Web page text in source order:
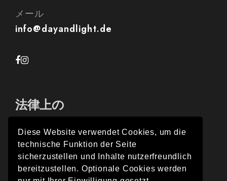
メール
info@dayandlight.de
法律上の
インプレス
プライバシー保護
Diese Website verwendet Cookies, um die
technische Funktion der Seite
sicherzustellen und Inhalte nutzerfreundlich
bereitzustellen. Optionale Cookies werden